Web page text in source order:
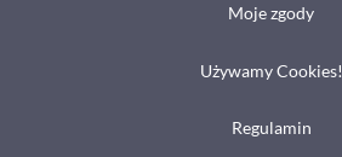
Moje zgody
Używamy Cookies!
Regulamin